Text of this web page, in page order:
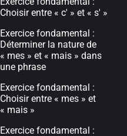
Choisir entre « c' » et « s' »
Exercice fondamental :
Déterminer la nature de
« mes » et « mais » dans
une phrase
Exercice fondamental :
Choisir entre « mes » et
« mais »
Exercice fondamental :